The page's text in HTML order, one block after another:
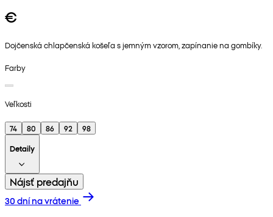
€
Dojčenská chlapčenská košeľa s jemným vzorom, zapínanie na gombíky.
Farby
Veľkosti
74 80 86 92
98
Detaily
Nájsť predajňu
30 dní na vrátenie